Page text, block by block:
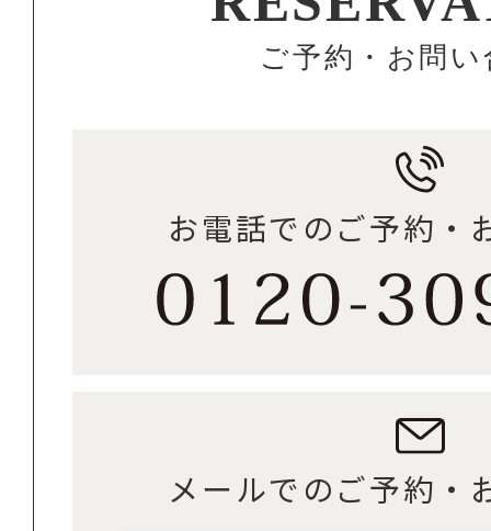
ご予約・お問
お電話でのご予約・
メールでのご予約・